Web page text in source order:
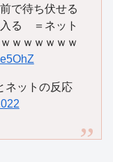
で待ち伏せる
入る ＝ネット
ｗｗｗｗｗｗ
ットの反応